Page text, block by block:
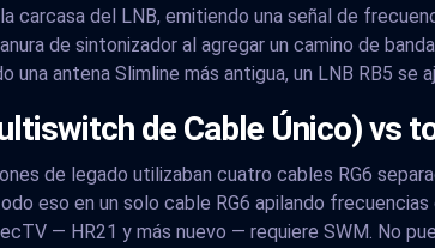
carcasa del LNB, emitiendo una señal de
de sintonizador al agregar un camino de
una antena Slimline más antigua, un LNB RB5
de Cable Único) vs
de legado utilizaban cuatro cables RG6
eso en un solo cable RG6 apilando
— HR21 y más nuevo — requiere SWM. No